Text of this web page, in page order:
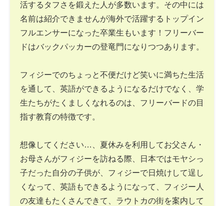
活するタフさを鍛えた人が多数います。その中には
名前は紹介できませんが海外で活躍するトップイン
フルエンサーになった卒業生もいます！フリーバー
ドはバックパッカーの登竜門になりつつあります。
フィジーでのちょっと不便だけど笑いに満ちた生活
を通して、英語ができるようになるだけでなく、学
生たちがたくましくなれるのは、フリーバードの目
指す教育の特徴です。
想像してください…、夏休みを利用してお父さん・
お母さんがフィジーを訪ねる際、日本ではモヤシっ
子だった自分の子供が、フィジーで日焼けして逞し
くなって、英語もできるようになって、フィジー人
の友達もたくさんできて、ラウトカの街を案内して